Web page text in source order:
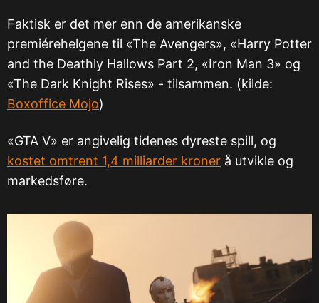
Faktisk er det mer enn de amerikanske
premiérehelgene til «The Avengers», «Harry Potter
and the Deathly Hallows Part 2, «Iron Man 3» og
«The Dark Knight Rises» - tilsammen. (kilde:
Boxoffice Mojo)
«GTA V» er angivelig tidenes dyreste spill, og
kostet omtrent 1,4 milliarder kroner å utvikle og
markedsføre.